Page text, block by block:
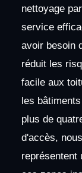
nettoyage
service
avoir besoin
réduit les
facile aux
les
plus de
d'accès,
représentent